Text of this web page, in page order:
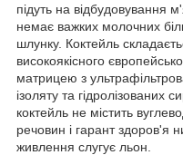
підуть на відбудовування
немає важких молочних
шлунку. Коктейль
високоякісного
матрицею з
ізоляту та гідролізованих
коктейль не містить
речовин і гарант здоров'я
живлення слугує льон.